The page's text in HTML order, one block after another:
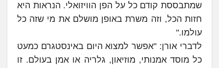
שמתבססת קודם כל על הפן הוויזואלי. הנראות היא
חזות הכל, וזה משרת באופן מושלם את מי שזה כל
עולמו."
לדברי אורן: "אפשר למצוא היום באינסטגרם כמעט
כל מוסד אמנותי, מוזיאון, גלריה או אמן בעולם. זו